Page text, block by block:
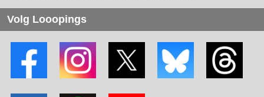
Volg Looopings